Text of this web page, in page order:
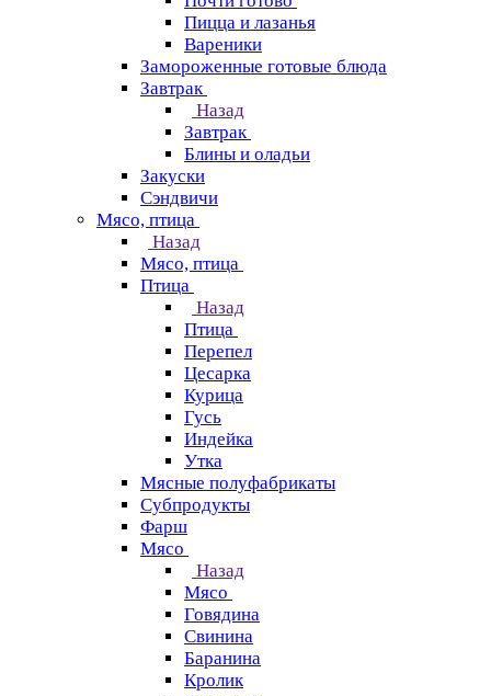
Пицца и лазанья
Вареники
Замороженные готовые блюда
Завтрак
Назад
Завтрак
Блины и оладьи
Закуски
Сэндвичи
Мясо, птица
Назад
Мясо, птица
Птица
Назад
Птица
Перепел
Цесарка
Курица
Гусь
Индейка
Утка
Мясные полуфабрикаты
Субпродукты
Фарш
Мясо
Назад
Мясо
Говядина
Свинина
Баранина
Кролик